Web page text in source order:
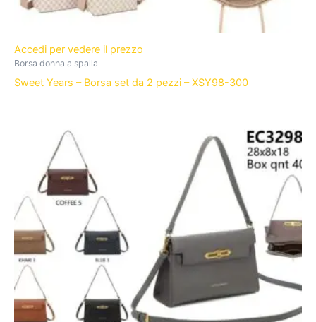
Accedi per vedere il prezzo
Borsa donna a spalla
Sweet Years – Borsa set da 2 pezzi – XSY98-300